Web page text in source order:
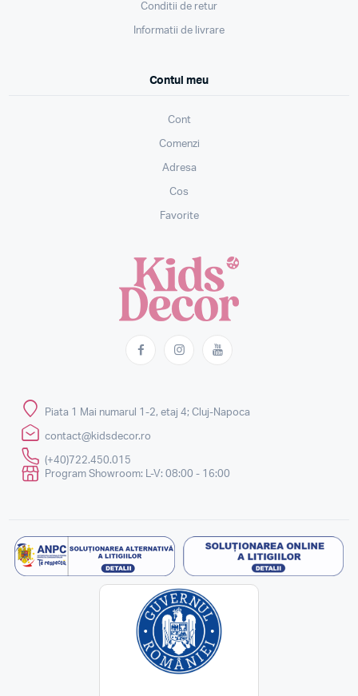
Conditii de retur
Informatii de livrare
Contul meu
Cont
Comenzi
Adresa
Cos
Favorite
Piata 1 Mai numarul 1-2, etaj 4; Cluj-Napoca
contact@kidsdecor.ro
(+40)722.450.015
Program Showroom: L-V: 08:00 - 16:00